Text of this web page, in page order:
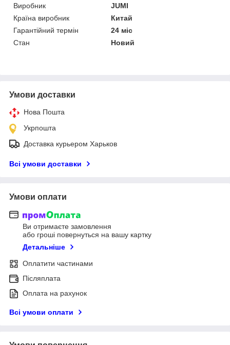
Виробник
JUMI
Країна виробник
Китай
Гарантійний термін
24 міс
Стан
Новий
Умови доставки
Нова Пошта
Укрпошта
Доставка курьером Харьков
Всі умови доставки
Умови оплати
Ви отримаєте замовлення
або гроші повернуться на вашу картку
Детальніше
Оплатити частинами
Післяплата
Оплата на рахунок
Всі умови оплати